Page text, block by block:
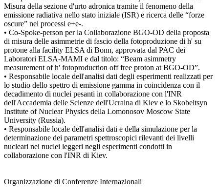
Misura della sezione d'urto adronica tramite il fenomeno della
emissione radiativa nello stato iniziale (ISR) e ricerca delle “forze
oscure” nei processi e+e-.
• Co-Spoke-person per la Collaborazione BGO-OD della proposta
di misura delle asimmetrie di fascio della fotoproduzione di h' su
protone alla facility ELSA di Bonn, approvata dal PAC dei
Laboratori ELSA-MAMI e dal titolo: “Beam asimmetry
measurement of h' fotoproduction off free proton at BGO-OD”.
• Responsabile locale dell'analisi dati degli esperimenti realizzati per
lo studio dello spettro di emissione gamma in coincidenza con il
decadimento di nuclei pesanti in collaborazione con l'INR
dell'Accademia delle Scienze dell'Ucraina di Kiev e lo Skobeltsyn
Institute of Nuclear Physics della Lomonosov Moscow State
University (Russia).
• Responsabile locale dell'analisi dati e della simulazione per la
determinazione dei parametri spettroscopici rilevanti dei livelli
nucleari nei nuclei leggeri negli esperimenti condotti in
collaborazione con l'INR di Kiev.
Organizzazione di Conferenze Internazionali